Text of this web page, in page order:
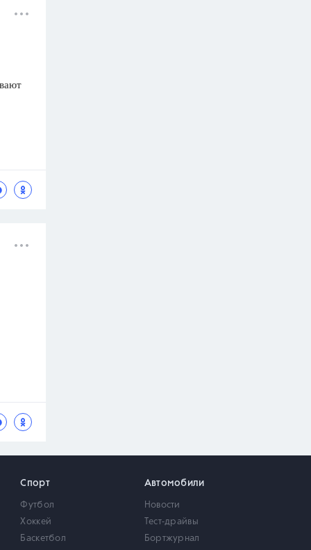
Спорт
Футбол
Хоккей
Баскетбол
Автомобили
Новости
Тест-драйвы
Бортжурнал